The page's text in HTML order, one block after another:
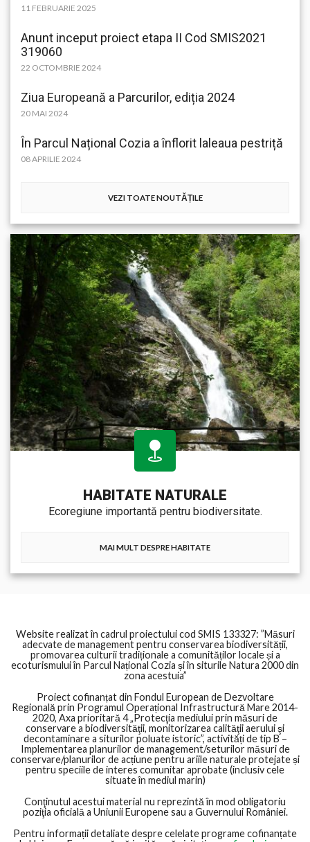
11 FEBRUARIE 2025
Anunt inceput proiect etapa II Cod SMIS2021
319060
22 OCTOMBRIE 2024
Ziua Europeană a Parcurilor, ediția 2024
20 MAI 2024
În Parcul Național Cozia a înflorit laleaua pestriță
08 APRILIE 2024
VEZI TOATE NOUTĂȚILE
HABITATE NATURALE
Ecoregiune importantă pentru biodiversitate.
MAI MULT DESPRE HABITATE
Website realizat în cadrul proiectului cod SMIS 133327: ”Măsuri
adecvate de management pentru conservarea biodiversității,
promovarea culturii tradiționale a comunităților locale și a
ecoturismului în Parcul Național Cozia și în siturile Natura 2000 din
zona acestuia”
Proiect cofinanțat din Fondul European de Dezvoltare
Regională prin Programul Operațional Infrastructură Mare 2014-
2020, Axa prioritară 4 „Protecţia mediului prin măsuri de
conservare a biodiversităţii, monitorizarea calităţii aerului şi
decontaminare a siturilor poluate istoric”, activități de tip B –
Implementarea planurilor de management/seturilor măsuri de
conservare/planurilor de acțiune pentru ariile naturale protejate și
pentru speciile de interes comunitar aprobate (inclusiv cele
situate în mediul marin)
Conţinutul acestui material nu reprezintă în mod obligatoriu
poziţia oficială a Uniunii Europene sau a Guvernului României.
Pentru informații detaliate despre celelate programe cofinanțate